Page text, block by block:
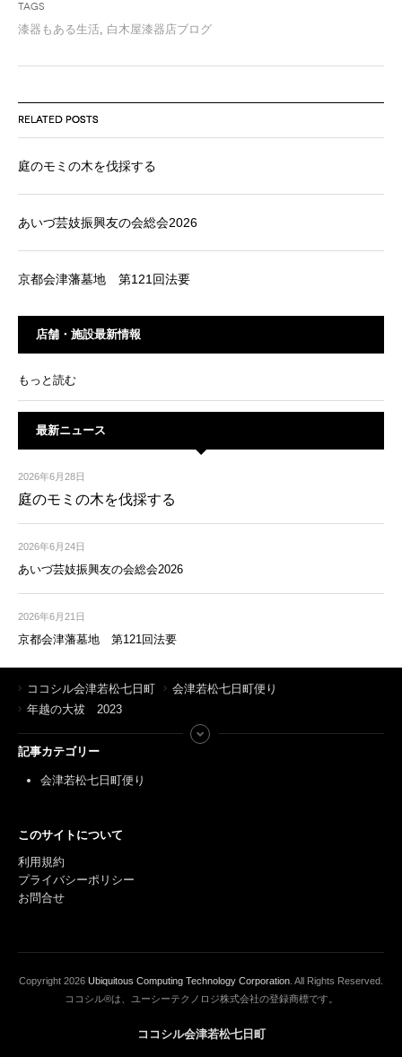
Tags
漆器もある生活, 白木屋漆器店ブログ
RELATED POSTS
庭のモミの木を伐採する
あいづ芸妓振興友の会総会2026
京都会津藩墓地 第121回法要
店舗・施設最新情報
もっと読む
最新ニュース
2026年6月28日
庭のモミの木を伐採する
2026年6月24日
あいづ芸妓振興友の会総会2026
2026年6月21日
京都会津藩墓地 第121回法要
ココシル会津若松七日町
会津若松七日町便り
年越の大祓 2023
記事カテゴリー
会津若松七日町便り
このサイトについて
利用規約
プライバシーポリシー
お問合せ
Copyright 2026 Ubiquitous Computing Technology Corporation . All Rights Reserved.
ココシル®は、ユーシーテクノロジ株式会社の登録商標です。
ココシル会津若松七日町